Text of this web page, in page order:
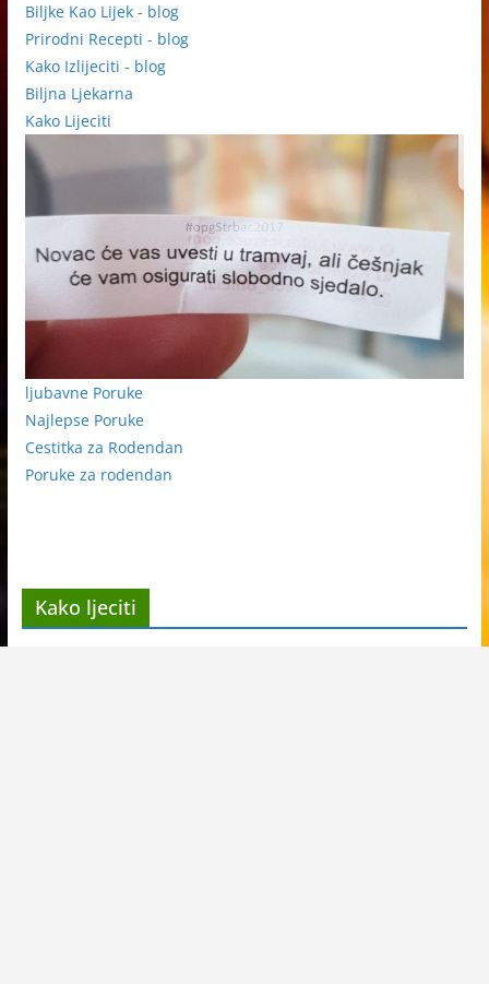
Biljke Kao Lijek - blog
Prirodni Recepti - blog
Kako Izlijeciti - blog
Biljna Ljekarna
Kako Lijeciti
ljubavne Poruke
Najlepse Poruke
Cestitka za Rodendan
Poruke za rodendan
Kako ljeciti